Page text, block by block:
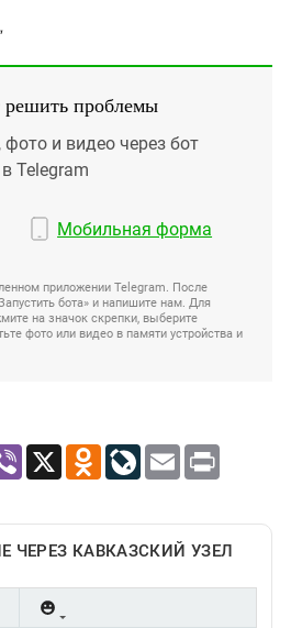
решить проблемы
и видео через бот
Telegram
Мобильная форма
приложении Telegram. После
бота» и напишите нам. Для
на значок скрепки, выберите
фото или видео в памяти устройства и
Viber X Odnoklassniki
LiveJournal
Email Print
ЧЕРЕЗ КАВКАЗСКИЙ УЗЕЛ